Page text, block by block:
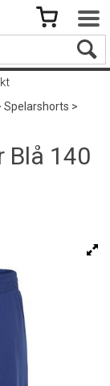
Spelarshorts>
Blå 140